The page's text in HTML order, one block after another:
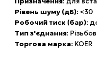
Рівень шуму (дБ): <30
Робочий тиск (бар):
Тип з'єднання:
Торгова марка: KOER